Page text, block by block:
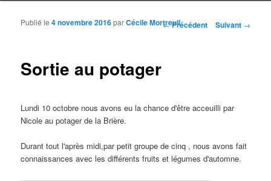
Navigation des articles
←Précédent Suivant →
Sortie au potager
Publié le4 novembre 2016parCécile Mortreuil
Lundi 10 octobre nous avons eu la chance d'être acceuilli par
Nicole au potager de la Brière.
Durant tout l'après midi,par petit groupe de cinq , nous avons fait
connaissances avec les différents fruits et légumes d'automne.